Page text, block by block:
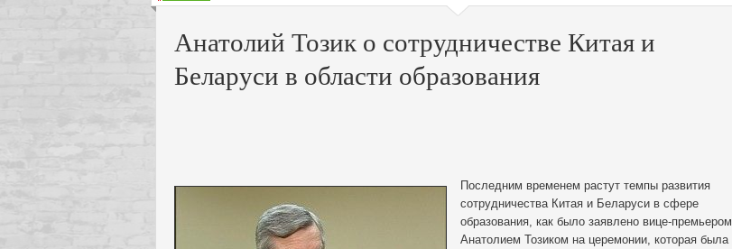
Анатолий Тозик о сотрудничестве Китая и
Беларуси в области образования
Последним временем растут темпы развития
сотрудничества Китая и Беларуси в сфере
образования, как было заявлено вице-премьером
Анатолием Тозиком на церемонии, которая была